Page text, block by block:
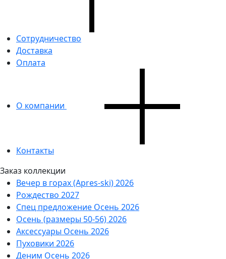
Сотрудничество
Доставка
Оплата
О компании
Контакты
Заказ коллекции
Вечер в горах (Apres-ski) 2026
Рождество 2027
Спец предложение Осень 2026
Осень (размеры 50-56) 2026
Аксессуары Осень 2026
Пуховики 2026
Деним Осень 2026